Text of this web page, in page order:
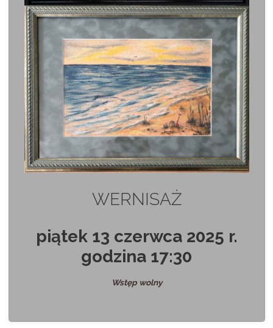
WERNISAŻ
piątek 13 czerwca 2025 r.
godzina 17:30
Wstęp wolny